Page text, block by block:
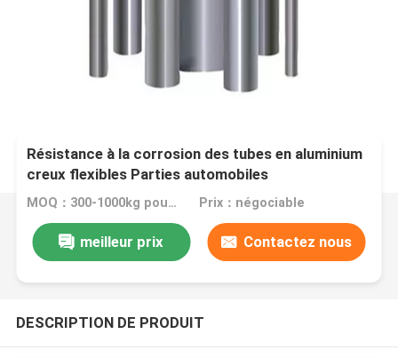
Résistance à la corrosion des tubes en aluminium
creux flexibles Parties automobiles
MOQ：300-1000kg pour différents produits Prix：négociable
meilleur prix Contactez nous
DESCRIPTION DE PRODUIT